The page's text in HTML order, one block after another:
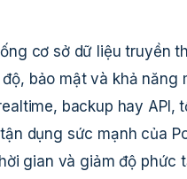
cơ sở dữ liệu truyền
bảo mật và khả năng
backup hay API,
dụng sức mạnh của
gian và giảm độ phức